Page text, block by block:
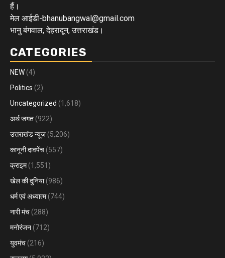
हैं।
मेल आईडी-bhanubangwal@gmail.com
भानु बंगवाल, देहरादून, उत्तराखंड।
CATEGORIES
NEW (4)
Politics (2)
Uncategorized (1,618)
अर्थ जगत (922)
उत्तराखंड न्यूज़ (5,206)
कानूनी दावपेंच (557)
क्राइम(1,551)
खेल की दुनिया(986)
धर्म एवं अध्यात्म(744)
नारी मंच (288)
मनोरंजन (712)
युवमंच (216)